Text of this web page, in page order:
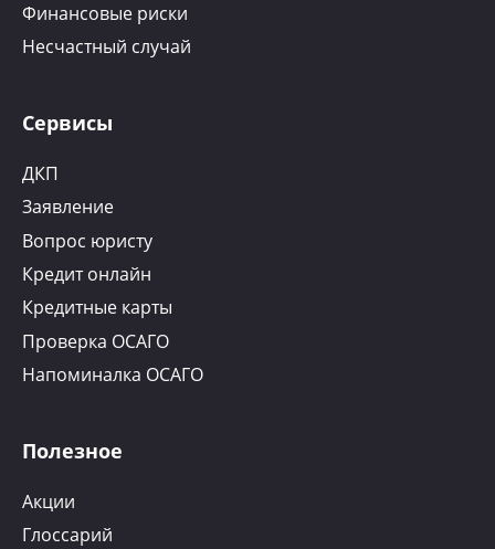
Финансовые риски
Несчастный случай
Сервисы
ДКП
Заявление
Вопрос юристу
Кредит онлайн
Кредитные карты
Проверка ОСАГО
Напоминалка ОСАГО
Полезное
Акции
Глоссарий